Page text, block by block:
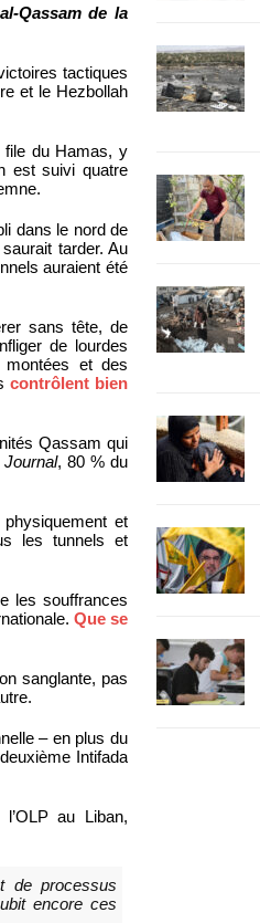
Qassam de la
tactiques
et le Hezbollah
du Hamas, y
est suivi quatre
dans le nord de
tarder. Au
auraient été
sans tête, de
de lourdes
montées et des
contrôlent bien
Qassam qui
, 80 % du
et
les tunnels et
les souffrances
Que se
sanglante, pas
– en plus du
Intifada
au Liban,
de processus
encore ces